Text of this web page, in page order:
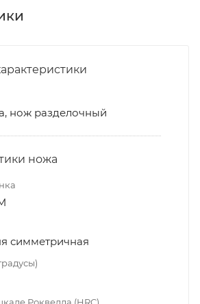
нож разделочный
ножа
симметричная
Роквелла (HRC)